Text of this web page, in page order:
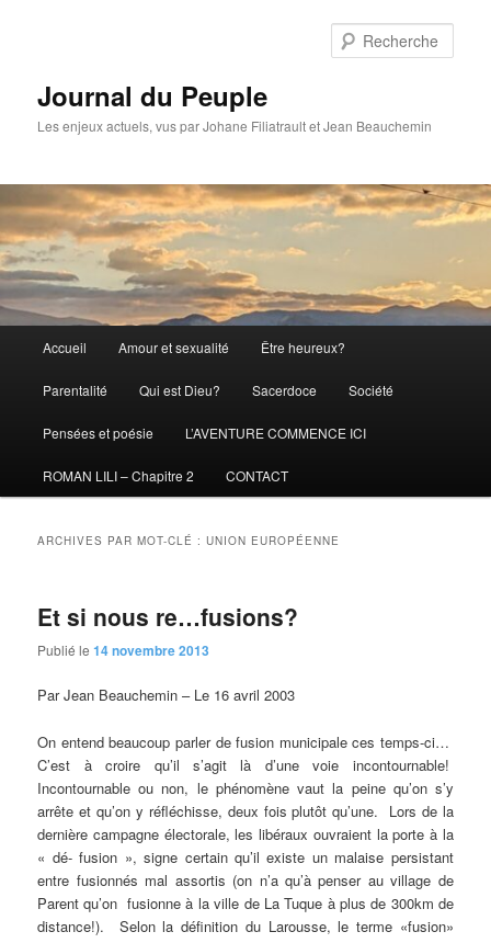
Journal du Peuple
Les enjeux actuels, vus par Johane Filiatrault et Jean Beauchemin
principal
Accueil Amour et sexualité Être heureux?
Parentalité Qui est Dieu? Sacerdoce Société
Pensées et poésie L’AVENTURE COMMENCE ICI
ROMAN LILI – Chapitre 2 CONTACT
ARCHIVES PAR MOT-CLÉ :UNION EUROPÉENNE
Et si nous re…fusions?
Publié le14 novembre 2013
Par Jean Beauchemin – Le 16 avril 2003
On entend beaucoup parler de fusion municipale ces temps-ci…
C’est à croire qu’il s’agit là d’une voie incontournable!
Incontournable ou non, le phénomène vaut la peine qu’on s’y
arrête et qu’on y réfléchisse, deux fois plutôt qu’une. Lors de la
dernière campagne électorale, les libéraux ouvraient la porte à la
« dé- fusion », signe certain qu’il existe un malaise persistant
entre fusionnés mal assortis (on n’a qu’à penser au village de
Parent qu’on fusionne à la ville de La Tuque à plus de 300km de
distance!). Selon la définition du Larousse, le terme «fusion»